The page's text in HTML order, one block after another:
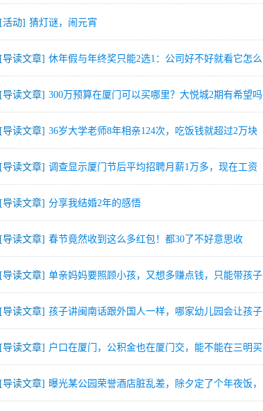
[活动] 猜灯谜，闹元宵
[导读文章] 休年假与年终奖只能2选1：公司好不好就看它怎么
[导读文章] 300万预算在厦门可以买哪里？大悦城2期有希望吗
[导读文章] 36岁大学老师8年相亲124次，吃饭钱就超过2万块
[导读文章] 调查显示厦门节后平均招聘月薪1万多，现在工资
[导读文章] 分享我结婚2年的感悟
[导读文章] 春节竟然收到这么多红包！都30了不好意思收
[导读文章] 单亲妈妈要照顾小孩，又想多赚点钱，只能带孩子
[导读文章] 孩子讲闽南话跟外国人一样，哪家幼儿园会让孩子
[导读文章] 户口在厦门，公积金也在厦门交，能不能在三明买
[导读文章] 曝光某公园荣誉酒店脏乱差，除夕定了个年夜饭，